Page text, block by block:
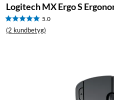
Logitech MX Ergo S
5.0
(2 kundbetyg)